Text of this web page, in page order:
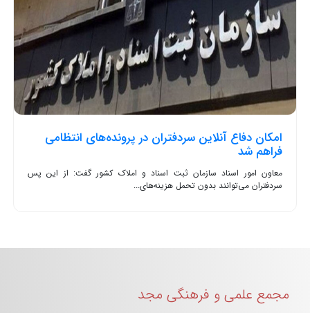
امکان دفاع آنلاین سردفتران در پرونده‌های انتظامی
فراهم شد
معاون امور اسناد سازمان ثبت اسناد و املاک کشور گفت: از این پس
سردفتران می‌توانند بدون تحمل هزینه‌های...
مجمع علمی و فرهنگی مجد